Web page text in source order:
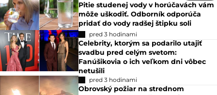
Pitie studenej vody v horúčavách vám
môže uškodiť. Odborník odporúča
pridať do vody radšej štipku soli
pred 3 hodinami
Celebrity, ktorým sa podarilo utajiť
svadbu pred celým svetom:
Fanúšikovia o ich veľkom dni vôbec
netušili
pred 3 hodinami
Obrovský požiar na strednom